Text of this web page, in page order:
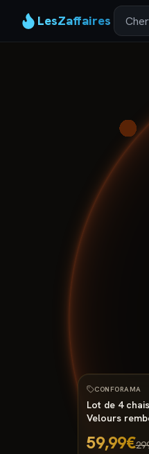
LesZaffaires
−80%
CONFORAMA
Lot de 4
Velours
59,99€